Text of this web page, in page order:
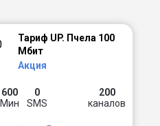
Тариф UP. Пчела 100
Мбит
Акция
600
Мин
0
SMS
200
каналов